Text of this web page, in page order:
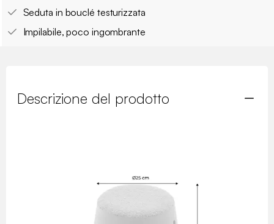
Seduta in bouclé testurizzata
Impilabile, poco ingombrante
Descrizione del prodotto